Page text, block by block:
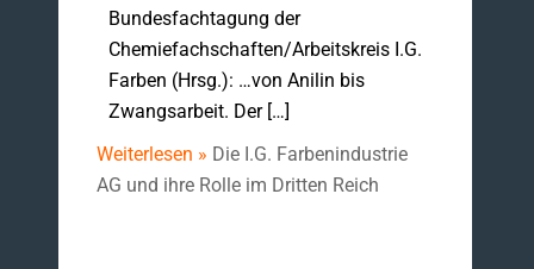
Bundesfachtagung der
Chemiefachschaften/Arbeitskreis I.G.
Farben (Hrsg.): …von Anilin bis
Zwangsarbeit. Der […]
Weiterlesen » Die I.G. Farbenindustrie
AG und ihre Rolle im Dritten Reich